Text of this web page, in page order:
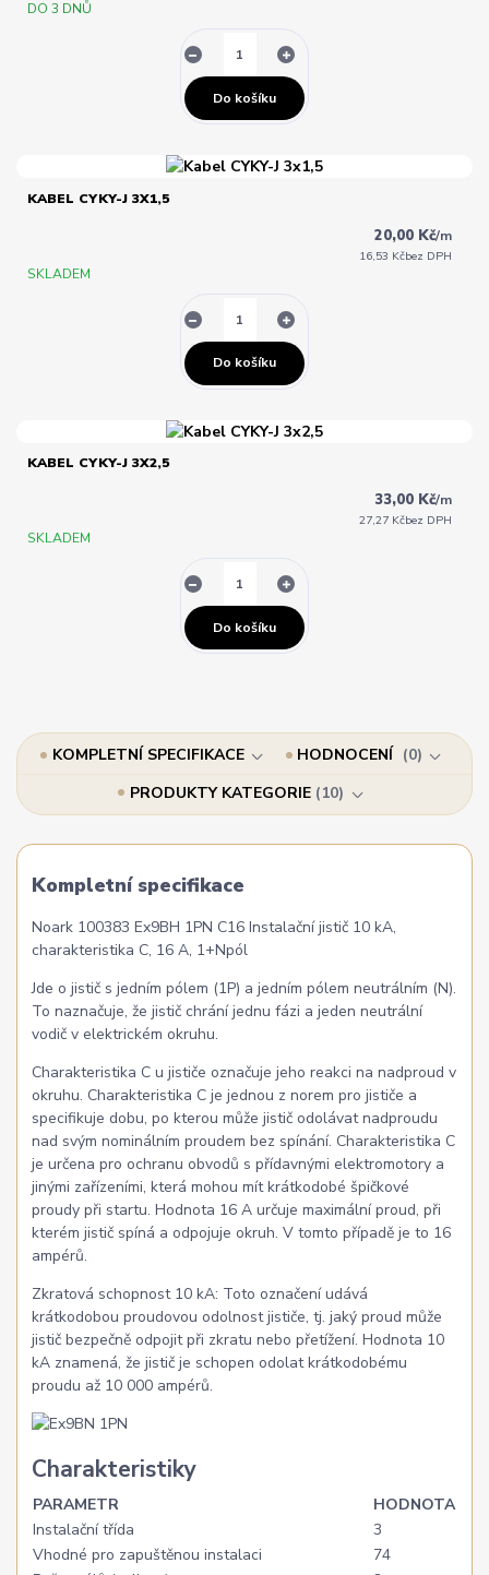
DO 3 DNŮ
Do košíku
KABEL CYKY-J 3X1,5
20,00 Kč/m
16,53 Kčbez DPH
SKLADEM
Do košíku
KABEL CYKY-J 3X2,5
33,00 Kč/m
27,27 Kčbez DPH
SKLADEM
Do košíku
KOMPLETNÍ SPECIFIKACE HODNOCENÍ
0
PRODUKTY KATEGORIE 10
Kompletní specifikace
Noark 100383 Ex9BH 1PN C16 Instalační jistič 10 kA,
charakteristika C, 16 A, 1+Npól
Jde o jistič s jedním pólem (1P) a jedním pólem neutrálním (N).
To naznačuje, že jistič chrání jednu fázi a jeden neutrální
vodič v elektrickém okruhu.
Charakteristika C u jističe označuje jeho reakci na nadproud v
okruhu. Charakteristika C je jednou z norem pro jističe a
specifikuje dobu, po kterou může jistič odolávat nadproudu
nad svým nominálním proudem bez spínání. Charakteristika C
je určena pro ochranu obvodů s přídavnými elektromotory a
jinými zařízeními, která mohou mít krátkodobé špičkové
proudy při startu. Hodnota 16 A určuje maximální proud, při
kterém jistič spíná a odpojuje okruh. V tomto případě je to 16
ampérů.
Zkratová schopnost 10 kA: Toto označení udává
krátkodobou proudovou odolnost jističe, tj. jaký proud může
jistič bezpečně odpojit při zkratu nebo přetížení. Hodnota 10
kA znamená, že jistič je schopen odolat krátkodobému
proudu až 10 000 ampérů.
Charakteristiky
PARAMETR
HODNOTA
Instalační třída
3
Vhodné pro zapuštěnou instalaci
74